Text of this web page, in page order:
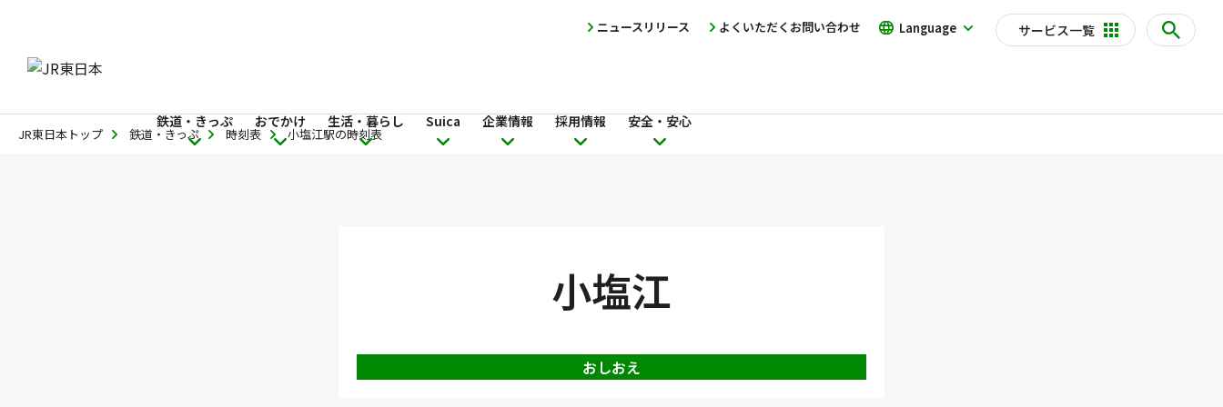
サービス一覧
鉄道・きっぷ おでかけ 生活・暮らし Suica 企業情報 採用情報 安全・安心
Language
よくいただくお問い合わせ
ニュースリリース
JR東日本トップ 鉄道・きっぷ 時刻表 小塩江駅の時刻表
小塩江
おしおえ